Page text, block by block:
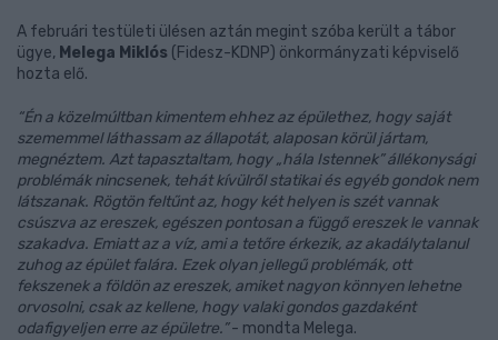
A februári testületi ülésen aztán megint szóba került a tábor
ügye, Melega Miklós (Fidesz-KDNP) önkormányzati képviselő
hozta elő.
“Én a közelmúltban kimentem ehhez az épülethez, hogy saját
szememmel láthassam az állapotát, alaposan körül jártam,
megnéztem. Azt tapasztaltam, hogy „hála Istennek” állékonysági
problémák nincsenek, tehát kívülről statikai és egyéb gondok nem
látszanak. Rögtön feltűnt az, hogy két helyen is szét vannak
csúszva az ereszek, egészen pontosan a függő ereszek le vannak
szakadva. Emiatt az a víz, ami a tetőre érkezik, az akadálytalanul
zuhog az épület falára. Ezek olyan jellegű problémák, ott
fekszenek a földön az ereszek, amiket nagyon könnyen lehetne
orvosolni, csak az kellene, hogy valaki gondos gazdaként
odafigyeljen erre az épületre.”- mondta Melega.